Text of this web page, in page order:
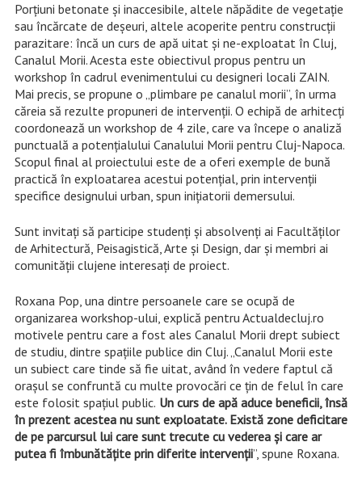
Porțiuni betonate și inaccesibile, altele năpădite de vegetație
sau încărcate de deșeuri, altele acoperite pentru construcții
parazitare: încă un curs de apă uitat și ne-exploatat în Cluj,
Canalul Morii. Acesta este obiectivul propus pentru un
workshop în cadrul evenimentului cu designeri locali ZAIN.
Mai precis, se propune o „plimbare pe canalul morii”, în urma
căreia să rezulte propuneri de intervenţii. O echipă de arhitecți
coordonează un workshop de 4 zile, care va începe o analiză
punctuală a potențialului Canalului Morii pentru Cluj-Napoca.
Scopul final al proiectului este de a oferi exemple de bună
practică în exploatarea acestui potențial, prin intervenții
specifice designului urban, spun iniţiatorii demersului.
Sunt invitați să participe studenți și absolvenți ai Facultăților
de Arhitectură, Peisagistică, Arte și Design, dar și membri ai
comunității clujene interesați de proiect.
Roxana Pop, una dintre persoanele care se ocupă de
organizarea workshop-ului, explică pentru Actualdecluj.ro
motivele pentru care a fost ales Canalul Morii drept subiect
de studiu, dintre spațiile publice din Cluj.„Canalul Morii este
un subiect care tinde să fie uitat, având în vedere faptul că
orașul se confruntă cu multe provocări ce țin de felul în care
este folosit spațiul public. Un curs de apă aduce beneficii, însă
în prezent acestea nu sunt exploatate. Există zone deficitare
de pe parcursul lui care sunt trecute cu vederea și care ar
putea fi îmbunătățite prin diferite intervenții”, spune Roxana.